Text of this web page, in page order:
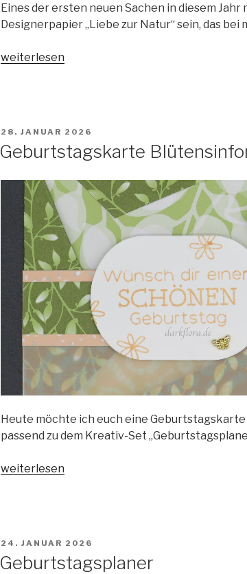
Eines der ersten neuen Sachen in diesem Jahr
Designerpapier „Liebe zur Natur“ sein, das bei
„Geburtstagskarte
weiterlesen
VERÖFFENTLICHT
28. JANUAR 2026
Geburtstagskarte
Heute möchte ich euch eine Geburtstagskarte
passend zu dem Kreativ-Set
„Geburtstagskarte
weiterlesen
VERÖFFENTLICHT
24. JANUAR 2026
Geburtstagsplaner